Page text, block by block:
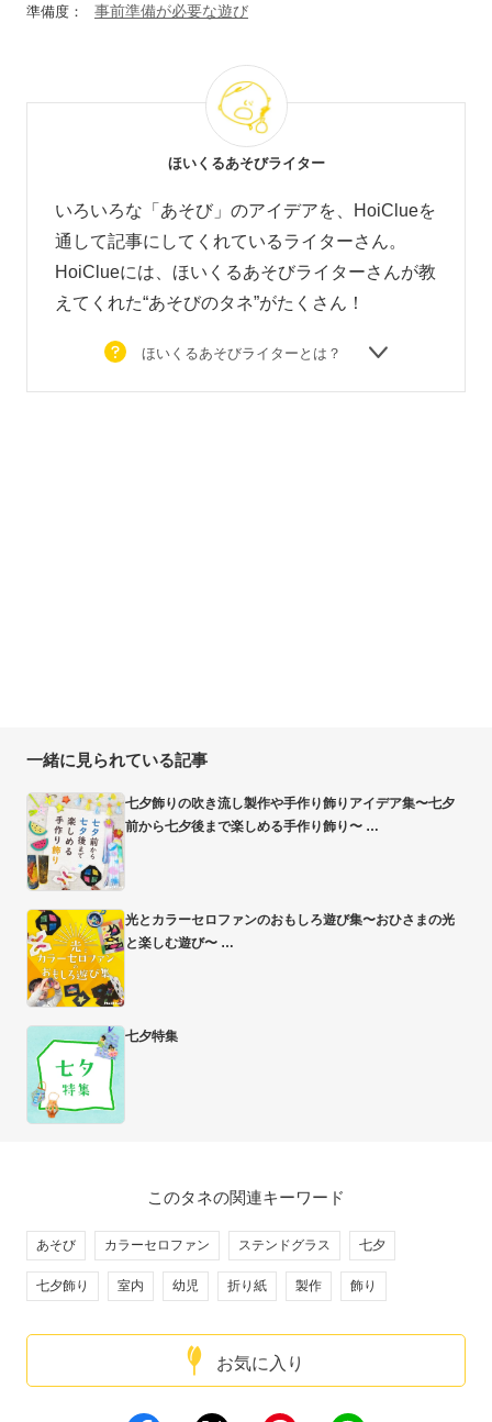
準備度： 事前準備が必要な遊び
ほいくるあそびライター
いろいろな「あそび」のアイデアを、HoiClueを
通して記事にしてくれているライターさん。
HoiClueには、ほいくるあそびライターさんが教
えてくれた“あそびのタネ”がたくさん！
ほいくるあそびライターとは？
一緒に見られている記事
七夕飾りの吹き流し製作や手作り飾りアイデア集〜七夕
前から七夕後まで楽しめる手作り飾り〜
光とカラーセロファンのおもしろ遊び集〜おひさまの光
と楽しむ遊び〜
七夕特集
お気に入り
このタネの関連キーワード
あそび カラーセロファン ステンドグラス 七夕
七夕飾り 室内 幼児 折り紙 製作 飾り